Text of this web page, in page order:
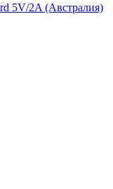
5V/2A (Австралия)